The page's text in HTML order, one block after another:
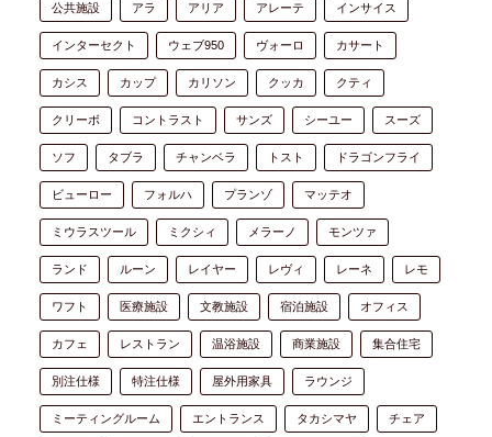
公共施設 アラ アリア アレーテ インサイス
インターセクト ウェブ950 ヴォーロ カサート
カシス カップ カリソン クッカ クティ
クリーボ コントラスト サンズ シーユー スーズ
ソフ タブラ チャンベラ トスト ドラゴンフライ
ビューロー フォルハ プランゾ マッテオ
ミウラスツール ミクシィ メラーノ モンツァ
ランド ルーン レイヤー レヴィ レーネ レモ
ワフト 医療施設 文教施設 宿泊施設 オフィス
カフェ レストラン 温浴施設 商業施設 集合住宅
別注仕様 特注仕様 屋外用家具 ラウンジ
ミーティングルーム エントランス タカシマヤ チェア